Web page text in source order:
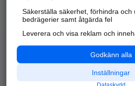
Alla kategorier
API & Kartor
Säkerställa säkerhet, förhindra och
bedrägerier samt åtgärda fel
Leverera och visa reklam och
Godkänn alla
Inställningar
Dataskydd